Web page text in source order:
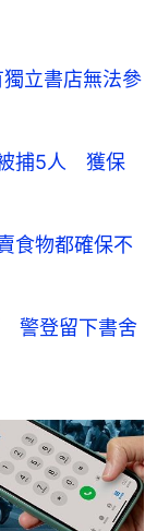
立書店無法參
被捕5人 獲保
食物都確保不
警登留下書舍